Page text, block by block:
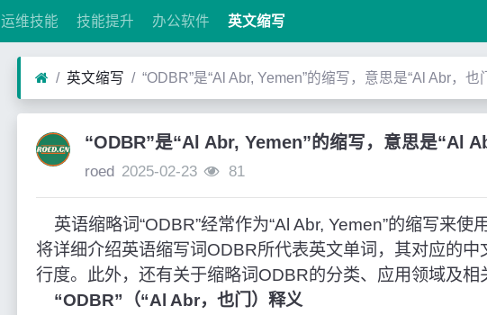
运维技能 技能提升 办公软件 英文缩写
英文缩写 “ODBR”是“Al Abr, Yemen”的缩写，意思是“Al Abr，也
“ODBR”是“Al Abr, Yemen”的缩写，意思是“Al
roed 2025-02-23 81
英语缩略词“ODBR”经常作为“Al Abr, Yemen”的缩写来使
将详细介绍英语缩写词ODBR所代表英文单词，其对应的
行度。此外，还有关于缩略词ODBR的分类、应用领域及相
“ODBR”（“Al Abr，也门）释义